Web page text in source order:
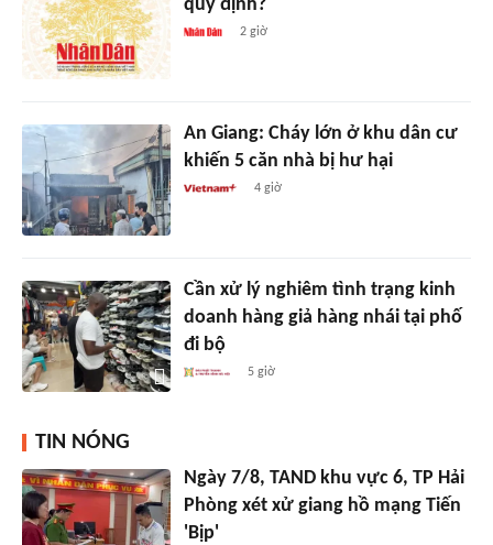
quy định?
2 giờ
An Giang: Cháy lớn ở khu dân cư
khiến 5 căn nhà bị hư hại
4 giờ
Cần xử lý nghiêm tình trạng kinh
doanh hàng giả hàng nhái tại phố
đi bộ
5 giờ
TIN NÓNG
Ngày 7/8, TAND khu vực 6, TP Hải
Phòng xét xử giang hồ mạng Tiến
'Bịp'